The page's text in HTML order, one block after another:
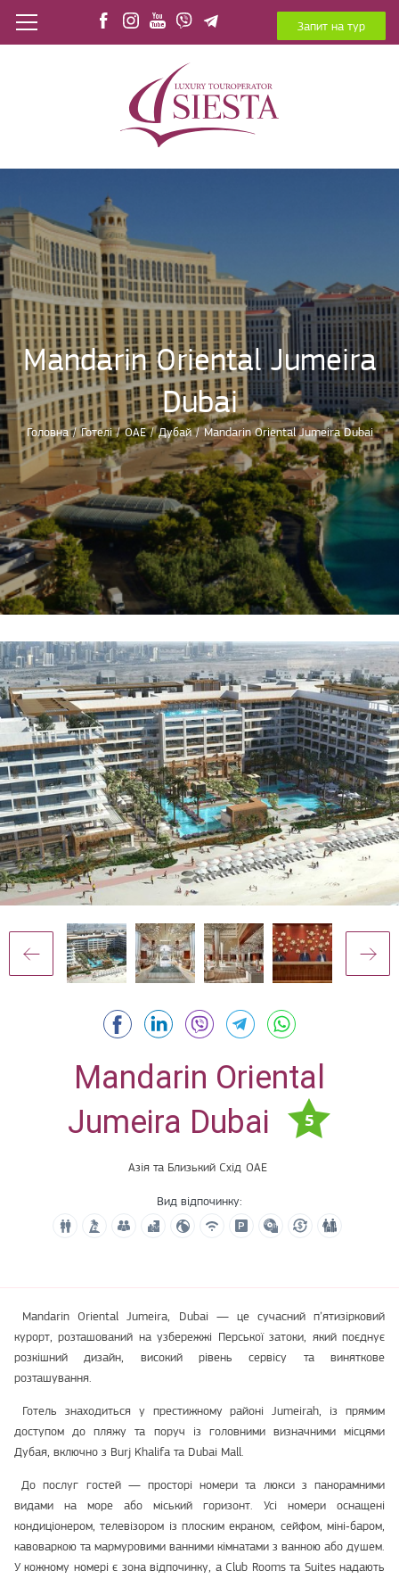
Запит на тур
Mandarin Oriental Jumeira
Dubai
Головна / Готелі / ОАЕ / Дубай / Mandarin Oriental Jumeira Dubai
Mandarin Oriental
Jumeira Dubai
5
Азія та Близький Схід ОАЕ
Вид відпочинку:
Mandarin Oriental Jumeira, Dubai — це сучасний п’ятизірковий
курорт, розташований на узбережжі Перської затоки, який поєднує
розкішний дизайн, високий рівень сервісу та виняткове
розташування.
Готель знаходиться у престижному районі Jumeirah, із прямим
доступом до пляжу та поруч із головними визначними місцями
Дубая, включно з Burj Khalifa та Dubai Mall.
До послуг гостей — просторі номери та люкси з панорамними
видами на море або міський горизонт. Усі номери оснащені
кондиціонером, телевізором із плоским екраном, сейфом, міні‑баром,
кавоваркою та мармуровими ванними кімнатами з ванною або душем.
У кожному номері є зона відпочинку, а Club Rooms та Suites надають